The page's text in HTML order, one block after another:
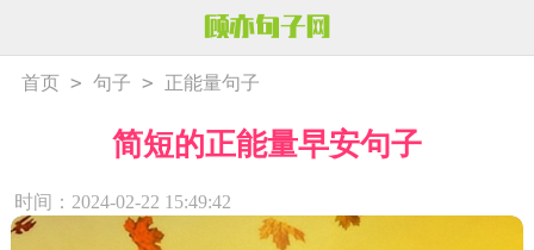
首页 > 句子 > 正能量句子
简短的正能量早安句子
时间：2024-02-22 15:49:42